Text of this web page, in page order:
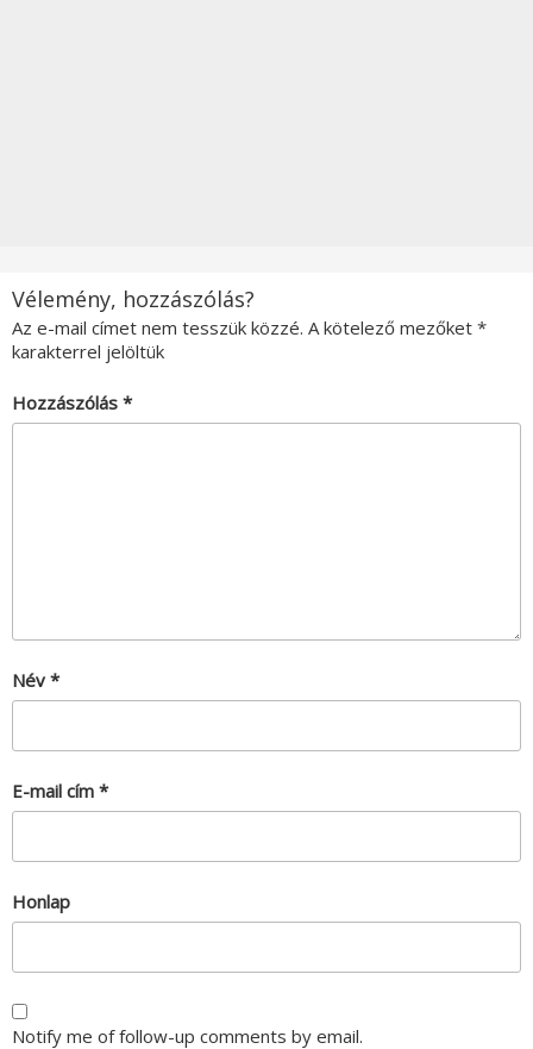
Vélemény, hozzászólás?
Az e-mail címet nem tesszük közzé. A kötelező mezőket *
karakterrel jelöltük
Hozzászólás *
Név *
E-mail cím *
Honlap
Notify me of follow-up comments by email.